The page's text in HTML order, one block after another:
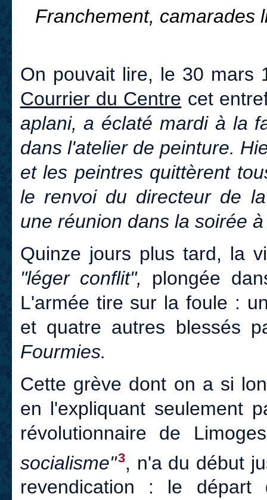
Franchement, camarades
On pouvait lire, le 30 mars
Courrier du Centre cet
aplani, a éclaté mardi à la
dans l'atelier de peinture.
et les peintres quittèrent
le renvoi du directeur de
une réunion dans la soirée
Quinze jours plus tard, la
"léger conflit",
plongée
L'armée tire sur la foule :
et quatre autres blessés
Fourmies.
Cette grève dont on a si
en l'expliquant seulement
révolutionnaire de
socialisme"3, n'a du début
revendication : le départ